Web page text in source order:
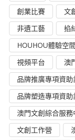
創業比賽
文
非遺工藝
掐
HOUHOU體驗空間
視頻平台
澳
品牌推廣專項資助
品牌塑造專項資助
澳門文創綜合服務
文創工作營